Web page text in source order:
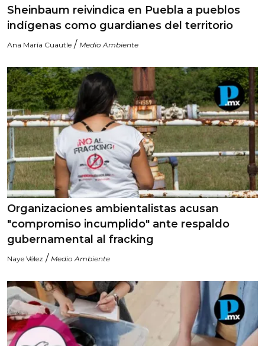
Sheinbaum reivindica en Puebla a pueblos
indígenas como guardianes del territorio
Ana María Cuautle / Medio Ambiente
Organizaciones ambientalistas acusan
"compromiso incumplido" ante respaldo
gubernamental al fracking
Naye Vélez / Medio Ambiente